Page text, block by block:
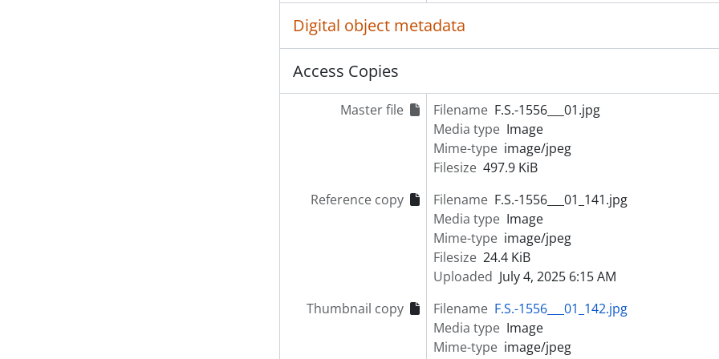
[Item] Retrato de freira
[Item] Retrato de homem com gado bovino
[Item] Retrato de criança
[Item] Retrato de mulher e criança com vestuário
[Item] Retrato de mulher
[Item] Retrato de mulher com vestuário regional
[Item] Retrato de mulher
[Item] Retrato de criança
[Item] Retrato de homem
[Item] Músico
[Item] Retrato de pugilista
[Item] Retrato de mulher com vestuário regional
[Item] Retrato de mulher com vestuário regional
[Item] Retrato de aluno universitário
[Item] Retrato de padre
Digital object metadata
Access Copies
Master file Filename F.S.-1556___01.jpg
Media type Image
Mime-type image/jpeg
Filesize 497.9 KiB
Reference copy
Filename F.S.-1556___01_141.jpg
Media type Image
Mime-type image/jpeg
Filesize 24.4 KiB
Uploaded July 4, 2025 6:15 AM
Thumbnail copy
Filename F.S.-1556___01_142.jpg
Media type Image
Mime-type image/jpeg